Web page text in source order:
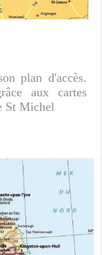
plan d'accès.
aux cartes
St Michel